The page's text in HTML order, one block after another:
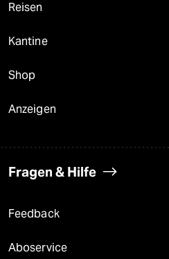
Reisen
Kantine
Shop
Anzeigen
Fragen & Hilfe
Feedback
Aboservice